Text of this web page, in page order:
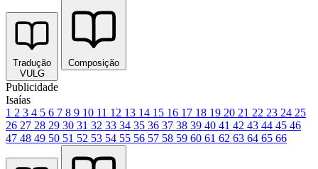
Tradução
VULG
Composição
Publicidade
Isaías
1 2 3 4 5 6 7 8 9 10 11 12 13 14 15 16 17 18 19 20 21 22 23 24 25
26 27 28 29 30 31 32 33 34 35 36 37 38 39 40 41 42 43 44 45 46
47 48 49 50 51 52 53 54 55 56 57 58 59 60 61 62 63 64 65 66